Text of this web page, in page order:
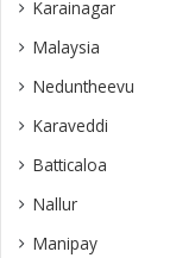
Karainagar
Malaysia
Neduntheevu
Karaveddi
Batticaloa
Nallur
Manipay